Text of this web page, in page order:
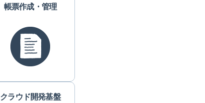
帳票作成・管理
クラウド開発基盤